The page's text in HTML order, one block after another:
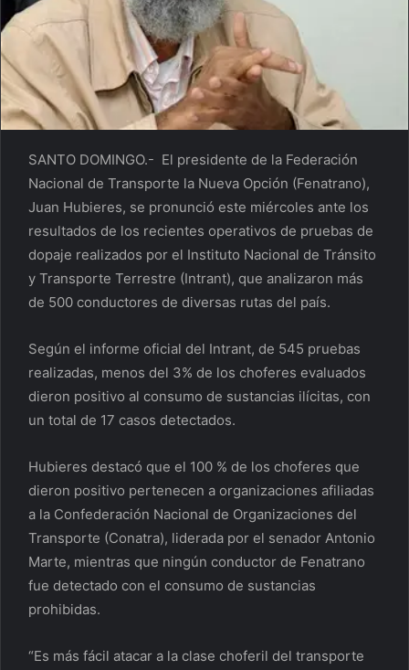
SANTO DOMINGO.- El presidente de la Federación
Nacional de Transporte la Nueva Opción (Fenatrano),
Juan Hubieres, se pronunció este miércoles ante los
resultados de los recientes operativos de pruebas de
dopaje realizados por el Instituto Nacional de Tránsito
y Transporte Terrestre (Intrant), que analizaron más
de 500 conductores de diversas rutas del país.
Según el informe oficial del Intrant, de 545 pruebas
realizadas, menos del 3% de los choferes evaluados
dieron positivo al consumo de sustancias ilícitas, con
un total de 17 casos detectados.
Hubieres destacó que el 100 % de los choferes que
dieron positivo pertenecen a organizaciones afiliadas
a la Confederación Nacional de Organizaciones del
Transporte (Conatra), liderada por el senador Antonio
Marte, mientras que ningún conductor de Fenatrano
fue detectado con el consumo de sustancias
prohibidas.
“Es más fácil atacar a la clase choferil del transporte